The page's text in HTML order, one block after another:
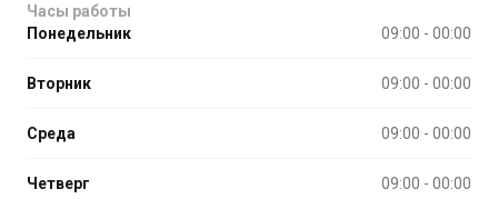
Часы работы
Понедельник
09:00 - 00:00
Вторник 09:00 - 00:00
Среда 09:00 - 00:00
Четверг 09:00 - 00:00